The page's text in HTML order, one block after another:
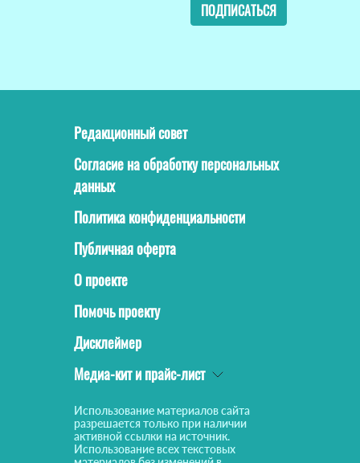
ПОДПИСАТЬСЯ
Редакционный совет
Согласие на обработку персональных
данных
Политика конфиденциальности
Публичная оферта
О проекте
Помочь проекту
Дисклеймер
Медиа-кит и прайс-лист
Использование материалов сайта
разрешается только при наличии
активной ссылки на источник.
Использование всех текстовых